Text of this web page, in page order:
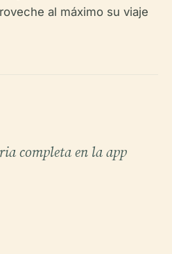
al máximo su viaje
completa en la app